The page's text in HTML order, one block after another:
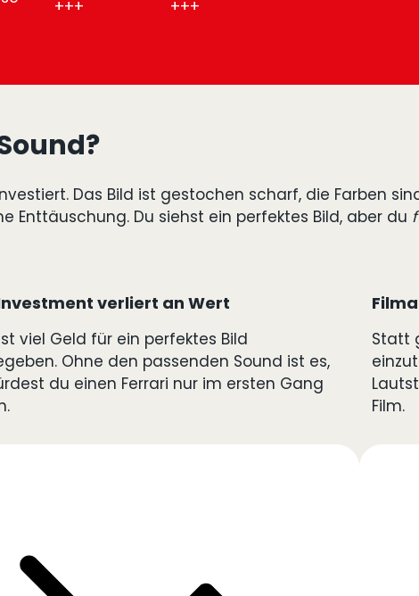
Das Bild ist gestochen scharf, die Farben
Enttäuschung. Du siehst ein perfektes Bild, aber du
verliert an Wert
viel Geld für ein perfektes Bild
Ohne den passenden Sound ist es,
du einen Ferrari nur im ersten Gang
Statt
Film.